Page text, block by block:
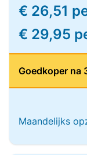
€ 26,51
€ 29,95
Goedkoper na
Maandelijks